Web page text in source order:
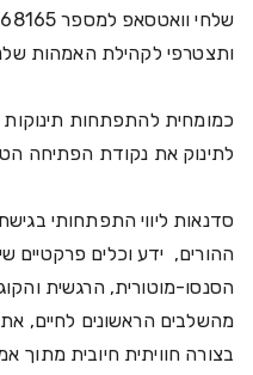
שלחי וואטסאפ למספר 052-3668165
ותצטרפי לקהילת האמהות
כמומחית להתפתחות תינוקות
לתינוק את נקודת הפתיחה
סדנאות ליווי התפתחותי
ההורים, ידע וכלים פרקטיים
הסנסו-מוטורית, הרגשית
מהשלבים הראשונים לחיים,
בצורה חוויתית חיובית